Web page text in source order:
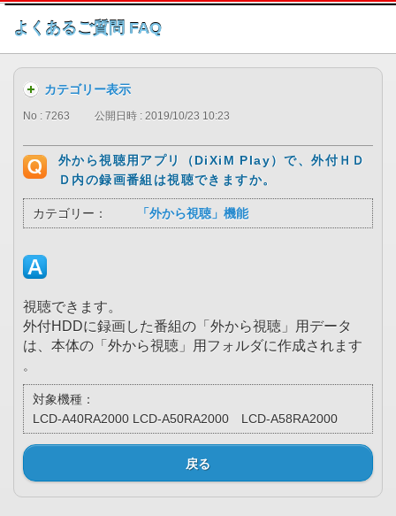
このページの本文へ
よくあるご質問 FAQ
カテゴリー表示
No : 7263 公開日時 : 2019/10/23 10:23
外から視聴用アプリ（DiXiM Play）で、外付ＨＤ
Ｄ内の録画番組は視聴できますか。
カテゴリー： 「外から視聴」機能
視聴できます。
外付HDDに録画した番組の「外から視聴」用データ
は、本体の「外から視聴」用フォルダに作成されます
。
対象機種：
LCD-A40RA2000 LCD-A50RA2000 LCD-A58RA2000
戻る